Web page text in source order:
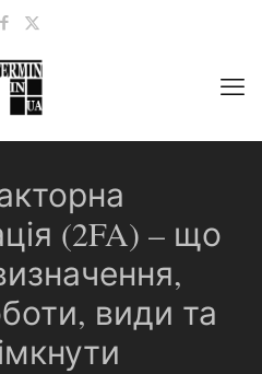
(2FA) – що
види та